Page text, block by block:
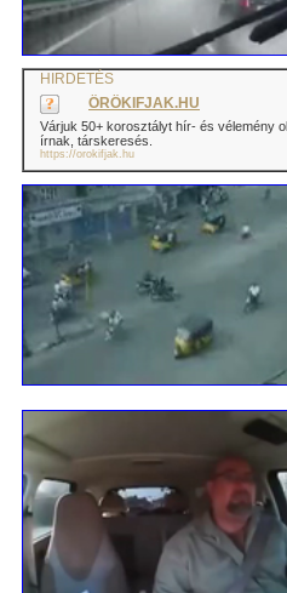
HIRDETÉS
ÖRÖKIFJAK.HU
Várjuk 50+ korosztályt hír- és vélemény
írnak, társkeresés.
https://orokifjak.hu